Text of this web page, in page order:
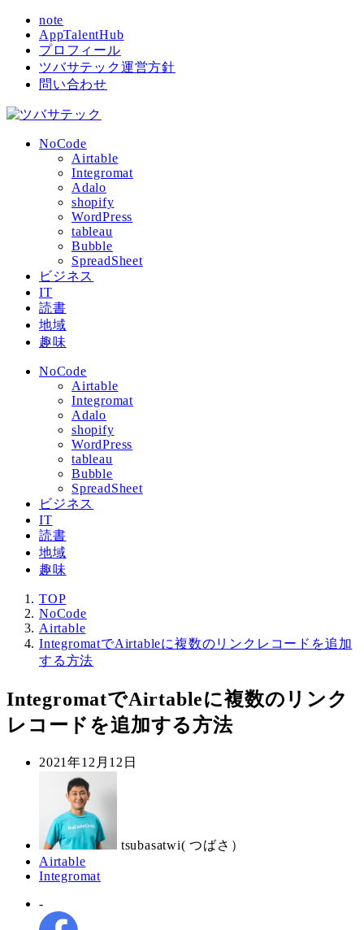
note
AppTalentHub
プロフィール
ツバサテック運営方針
問い合わせ
NoCode
Airtable
Integromat
Adalo
shopify
WordPress
tableau
Bubble
SpreadSheet
ビジネス
IT
読書
地域
趣味
NoCode
Airtable
Integromat
Adalo
shopify
WordPress
tableau
Bubble
SpreadSheet
ビジネス
IT
読書
地域
趣味
TOP
NoCode
Airtable
IntegromatでAirtableに複数のリンクレコードを追加
する方法
IntegromatでAirtableに複数のリンク
レコードを追加する方法
投
2021年12月12日
tsubasatwi( つばさ）
カ
テ
リ
Airtable
カ
ゴ
リ
Integromat
-